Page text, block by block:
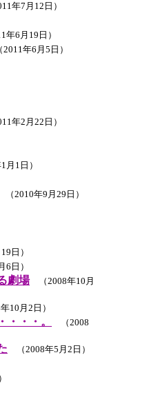
年7月12日）
年6月19日）
年6月5日）
年2月22日）
1日）
（2010年9月29日）
日）
6日）
劇場（2008年10月
10月2日）
・・。
（2008
（2008年5月2日）